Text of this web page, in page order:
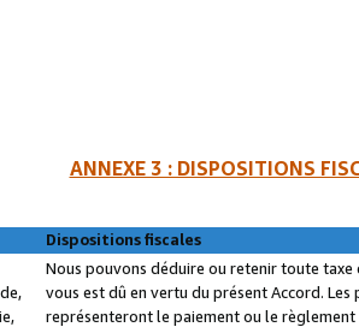
ANNEXE 3 : DISPOSITIONS
Dispositions fiscales
Nous pouvons déduire ou retenir toute
vous est dû en vertu du présent Accord.
représenteront le paiement ou le